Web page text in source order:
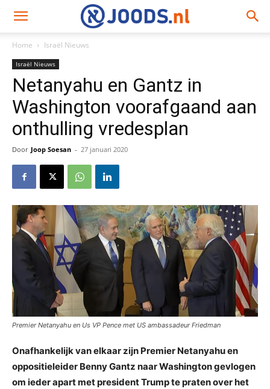
Home Israël Nieuws
Israël Nieuws
Netanyahu en Gantz in
Washington voorafgaand aan
onthulling vredesplan
Door Joop Soesan - 27 januari 2020
Premier Netanyahu en Us VP Pence met US ambassadeur Friedman
Onafhankelijk van elkaar zijn Premier Netanyahu en
oppositieleider Benny Gantz naar Washington gevlogen
om ieder apart met president Trump te praten over het